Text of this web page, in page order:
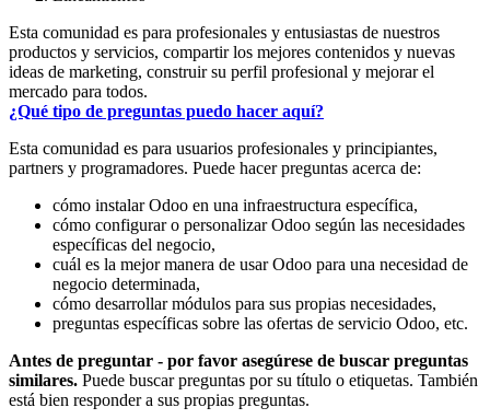
Esta comunidad es para profesionales y entusiastas de nuestros
productos y servicios, compartir los mejores contenidos y nuevas
ideas de marketing, construir su perfil profesional y mejorar el
mercado para todos.
¿Qué tipo de preguntas puedo hacer aquí?
Esta comunidad es para usuarios profesionales y principiantes,
partners y programadores. Puede hacer preguntas acerca de:
cómo instalar Odoo en una infraestructura específica,
cómo configurar o personalizar Odoo según las necesidades
específicas del negocio,
cuál es la mejor manera de usar Odoo para una necesidad de
negocio determinada,
cómo desarrollar módulos para sus propias necesidades,
preguntas específicas sobre las ofertas de servicio Odoo, etc.
Antes de preguntar - por favor asegúrese de buscar preguntas
similares. Puede buscar preguntas por su título o etiquetas. También
está bien responder a sus propias preguntas.